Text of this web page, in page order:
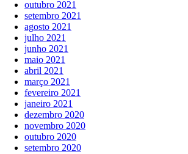
outubro 2021
setembro 2021
agosto 2021
julho 2021
junho 2021
maio 2021
abril 2021
março 2021
fevereiro 2021
janeiro 2021
dezembro 2020
novembro 2020
outubro 2020
setembro 2020